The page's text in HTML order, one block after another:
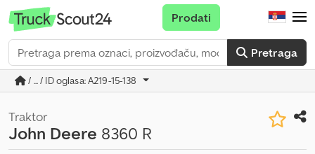
Pretraga
Prodati
/ ... / ID oglasa: A219-15-138
Traktor
John Deere 8360 R